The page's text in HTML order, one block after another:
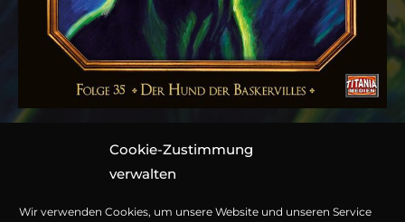
Cookie-Zustimmung
verwalten
Wir verwenden Cookies, um unsere Website und unseren Service
Folge 035: Der Hund der
Baskervilles